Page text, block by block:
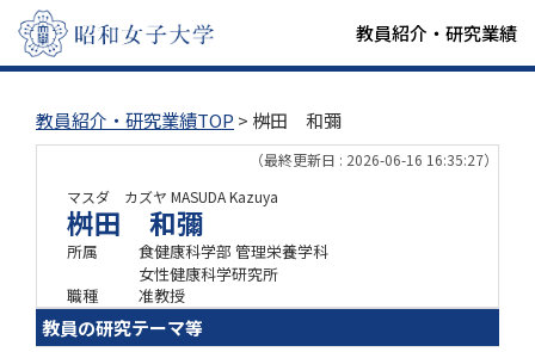
教員紹介・研究業績
教員紹介・研究業績TOP > 桝田 和彌
（最終更新日 : 2026-06-16 16:35:27）
マスダ カズヤ MASUDA Kazuya
桝田 和彌
所属
食健康科学部 管理栄養学科
女性健康科学研究所
職種
准教授
教員の研究テーマ等